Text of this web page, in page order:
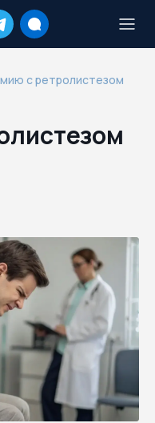
с ретролистезом